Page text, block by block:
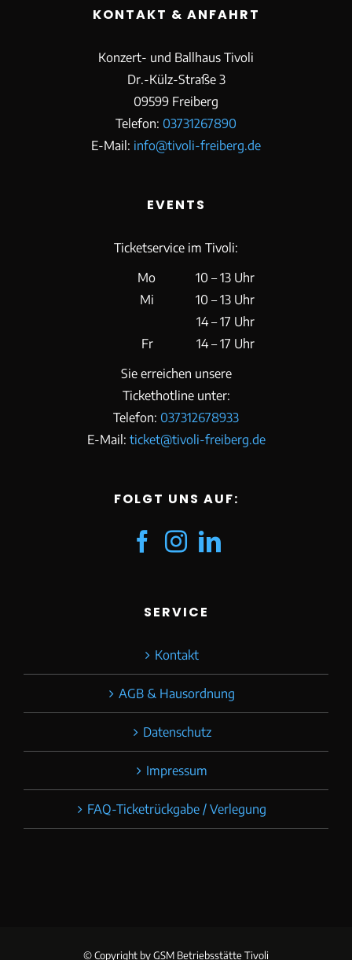
KONTAKT & ANFAHRT
Konzert- und Ballhaus Tivoli
Dr.-Külz-Straße 3
09599 Freiberg
Telefon: 03731267890
E-Mail: info@tivoli-freiberg.de
EVENTS
Ticketservice im Tivoli:
Mo
10 – 13 Uhr
Mi
10 – 13 Uhr
14 – 17 Uhr
Fr
14 – 17 Uhr
Sie erreichen unsere
Tickethotline unter:
Telefon: 037312678933
E-Mail: ticket@tivoli-freiberg.de
FOLGT UNS AUF:
SERVICE
Kontakt
AGB & Hausordnung
Datenschutz
Impressum
FAQ-Ticketrückgabe / Verlegung
© Copyright by GSM Betriebsstätte Tivoli